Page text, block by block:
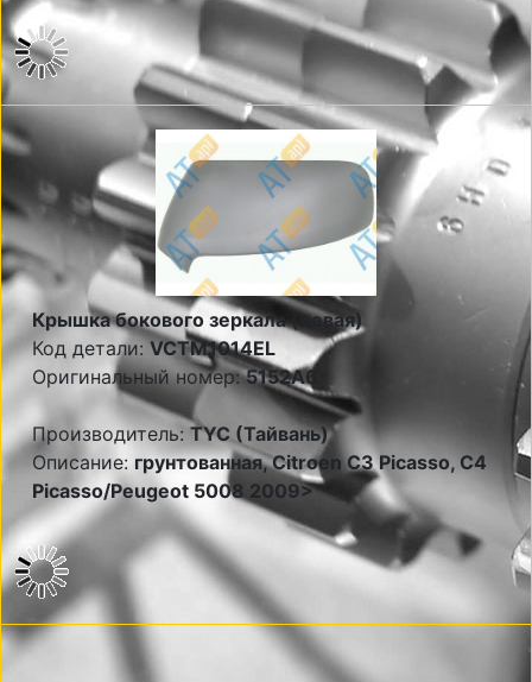
Крышка бокового зеркала (левая)
Код детали: VCTM1014EL
Оригинальный номер:5152A6
Производитель: TYC (Тайвань)
Описание: грунтованная, Citroen С3 Picasso, C4
Picasso/Peugeot 5008 2009>